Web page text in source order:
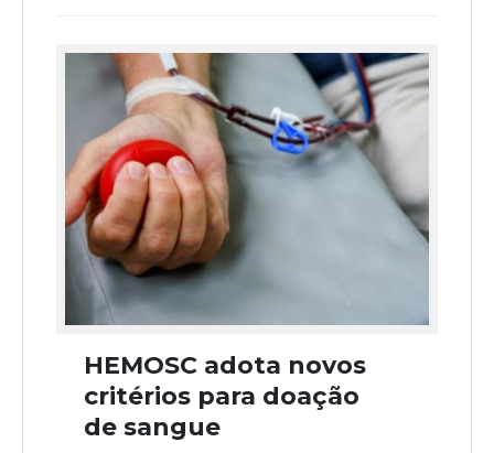
HEMOSC adota novos
critérios para doação
de sangue